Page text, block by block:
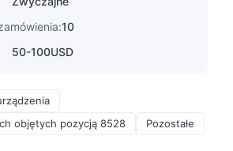
10
50-100USD
objętych pozycją 8528
Pozostałe